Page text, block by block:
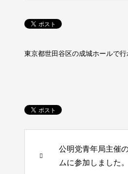
東京都世田谷区の成城ホールで
公明党青年局主催
ムに参加しました。